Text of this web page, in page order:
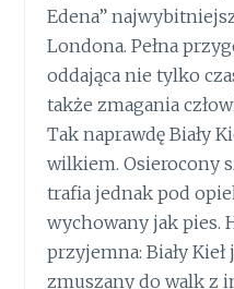
Edena”
Londona. Pełna
oddająca nie tylko
także zmagania
Tak naprawdę Biały
wilkiem. Osierocony
trafia jednak pod
wychowany jak pies.
przyjemna: Biały Kieł
zmuszany do walk z